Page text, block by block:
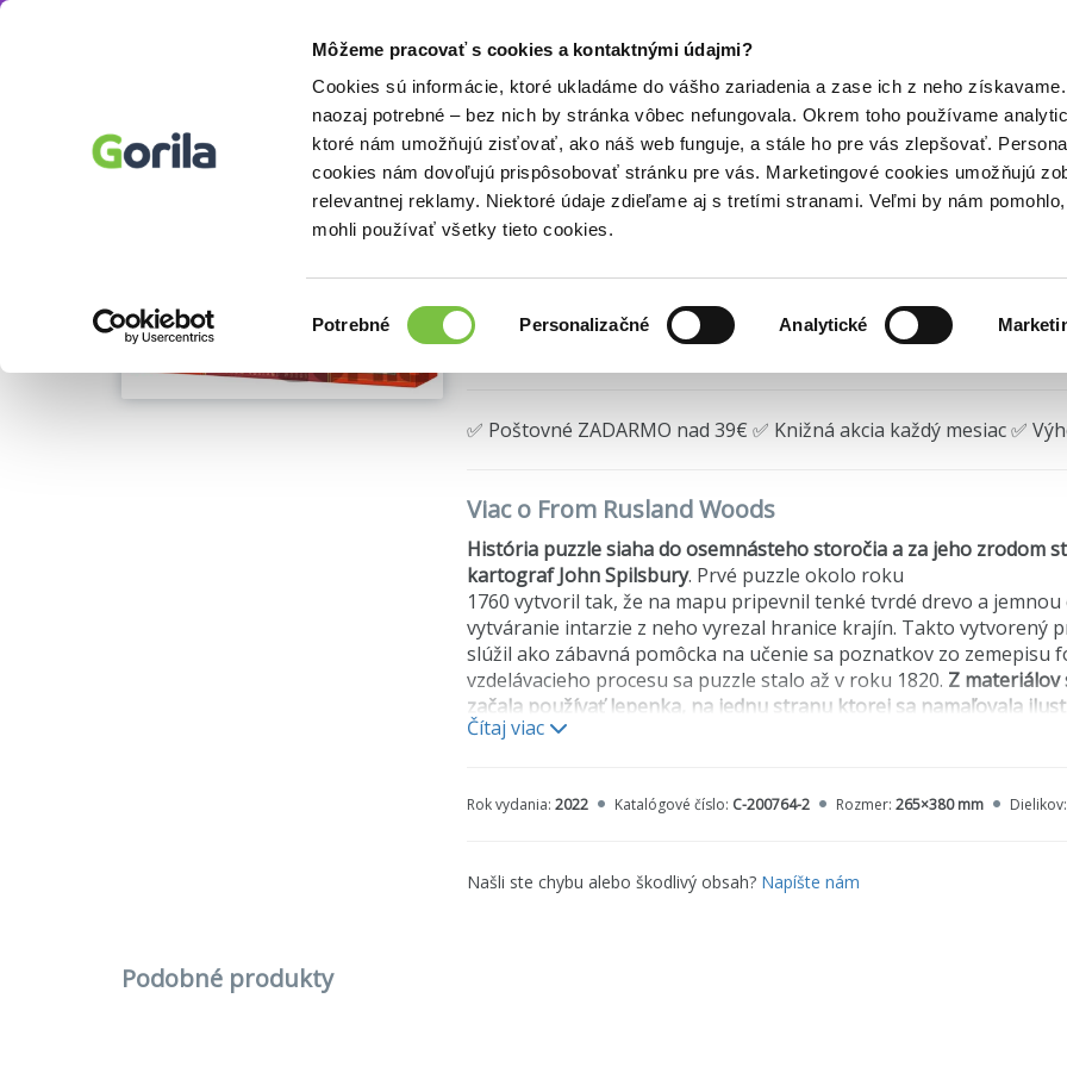
Môžeme pracovať s cookies a kontaktnými údajmi?
Cookies sú informácie, ktoré ukladáme do vášho zariadenia a zase ich z neho
naozaj potrebné – bez nich by stránka vôbec nefungovala. Okrem toho používame
ktoré nám umožňujú zisťovať, ako náš web funguje, a stále ho pre vás zlepšovať.
cookies nám dovoľujú prispôsobovať stránku pre vás. Marketingové cookies umožňujú
relevantnej reklamy. Niektoré údaje zdieľame aj s tretími stranami. Veľmi by nám
mohli používať všetky tieto cookies.
súhlasu
Potrebné Personalizačné Analytické
Doplnky
Puzzle 2000 – 4000 dielikov Prírodné scenérie From Rusland Woods
From Rusland Woods
Castorland(2022)
🍎 Vypredané
✅ Poštovné ZADARMO nad 39€ ✅ Knižná akcia každý mesiac ✅
Viac o From Rusland Woods
História puzzle siaha do osemnásteho storočia a za jeho zrodom
kartograf John Spilsbury. Prvé puzzle okolo roku
1760 vytvoril tak, že na mapu pripevnil tenké tvrdé drevo a
vytváranie intarzie z neho vyrezal hranice krajín. Takto vytvorený
slúžil ako zábavná pomôcka na učenie sa poznatkov zo zemepisu
vzdelávacieho procesu sa puzzle stalo až v roku 1820. Z materiálov
začala používať lepenka, na jednu stranu ktorej sa namaľovala
obrázok, na druhú stranu sa nakreslili obrysy, podľa ktorých sa
1908 bolo puzzle veľmi drahým špásom. Sada 500-dielikového
Čítaj viac
Rok vydania: 2022 Katalógové číslo: C-200764-2 Rozmer: 265×380 mm Dielikov:
Našli ste chybu alebo škodlivý obsah? Napíšte nám
Podobné produkty